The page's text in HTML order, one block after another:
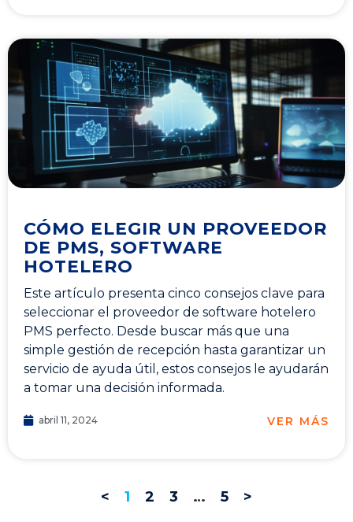
CÓMO ELEGIR UN PROVEEDOR
DE PMS, SOFTWARE
HOTELERO
Este artículo presenta cinco consejos clave para
seleccionar el proveedor de software hotelero
PMS perfecto. Desde buscar más que una
simple gestión de recepción hasta garantizar un
servicio de ayuda útil, estos consejos le ayudarán
a tomar una decisión informada.
abril 11, 2024 VER MÁS
< 1 2 3 … 5 >